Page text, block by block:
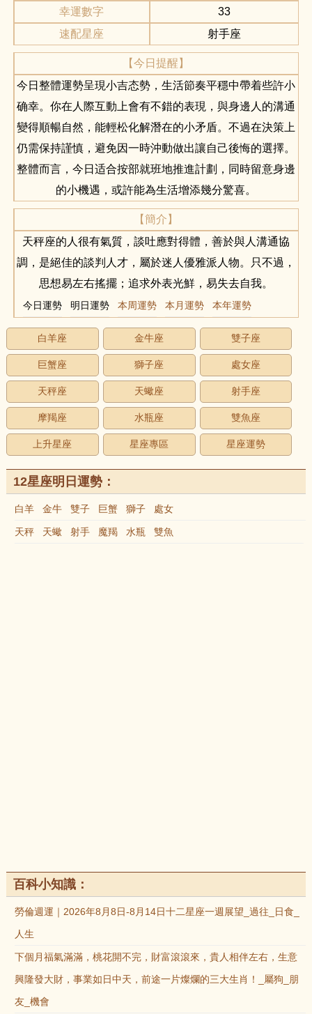
幸運數字
33
速配星座
射手座
【今日提醒】
今日整體運勢呈現小吉态勢，生活節奏平穩中帶着些許小
确幸。你在人際互動上會有不錯的表現，與身邊人的溝通
變得順暢自然，能輕松化解潛在的小矛盾。不過在決策上
仍需保持謹慎，避免因一時沖動做出讓自己後悔的選擇。
整體而言，今日适合按部就班地推進計劃，同時留意身邊
的小機遇，或許能為生活增添幾分驚喜。
【簡介】
天秤座的人很有氣質，談吐應對得體，善於與人溝通協
調，是絕佳的談判人才，屬於迷人優雅派人物。只不過，
思想易左右搖擺；追求外表光鮮，易失去自我。
今日運勢 明日運勢 本周運勢 本月運勢 本年運勢
白羊座 金牛座 雙子座
巨蟹座 獅子座 處女座
天秤座 天蠍座 射手座
摩羯座 水瓶座 雙魚座
上升星座 星座專區 星座運勢
12星座明日運勢：
白羊 金牛 雙子 巨蟹 獅子 處女
天秤 天蠍 射手 魔羯 水瓶 雙魚
百科小知識：
勞倫週運｜2026年8月8日-8月14日十二星座一週展望_過往_日食_
人生
下個月福氣滿滿，桃花開不完，財富滾滾來，貴人相伴左右，生意
興隆發大財，事業如日中天，前途一片燦爛的三大生肖！_屬狗_朋
友_機會